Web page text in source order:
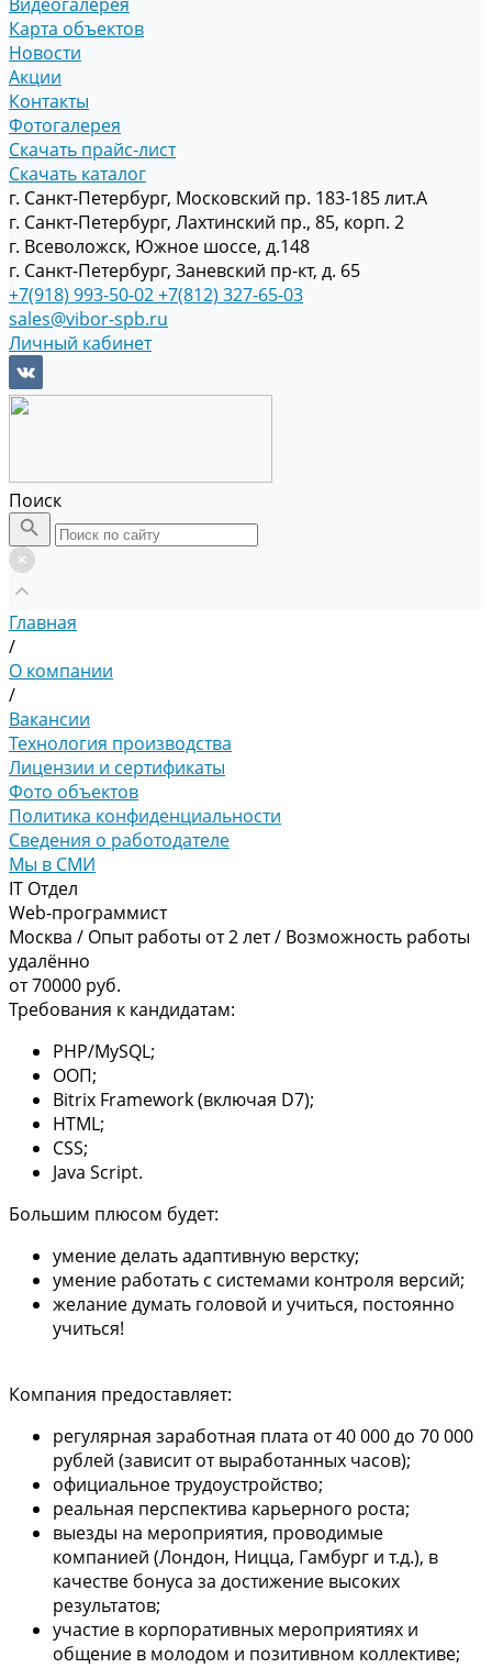
Карта объектов
Новости
Акции
Контакты
Фотогалерея
Скачать прайс-лист
Скачать каталог
г. Санкт-Петербург, Московский пр. 183-185 лит.А
г. Санкт-Петербург, Лахтинский пр., 85, корп. 2
г. Всеволожск, Южное шоссе, д.148
г. Санкт-Петербург, Заневский пр-кт, д. 65
+7(918) 993-50-02+7(812) 327-65-03
sales@vibor-spb.ru
Личный кабинет
Поиск
Главная
/
О компании
/
Вакансии
Технология производства
Лицензии и сертификаты
Фото объектов
Политика конфиденциальности
Сведения о работодателе
Мы в СМИ
IT Отдел
Web-программист
Москва / Опыт работы от 2 лет/ Возможность работы
удалённо
от 70000 руб.
Требования к кандидатам:
PHP/MySQL;
ООП;
Bitrix Framework (включая D7);
HTML;
CSS;
Java Script.
Большим плюсом будет:
умение делать адаптивную верстку;
умение работать с системами контроля версий;
желание думать головой и учиться, постоянно
учиться!
Компания предоставляет:
регулярная заработная плата от 40 000 до 70 000
рублей (зависит от выработанных часов);
официальное трудоустройство;
реальная перспектива карьерного роста;
выезды на мероприятия, проводимые
компанией (Лондон, Ницца, Гамбург и т.д.), в
качестве бонуса за достижение высоких
результатов;
участие в корпоративных мероприятиях и
общение в молодом и позитивном коллективе;